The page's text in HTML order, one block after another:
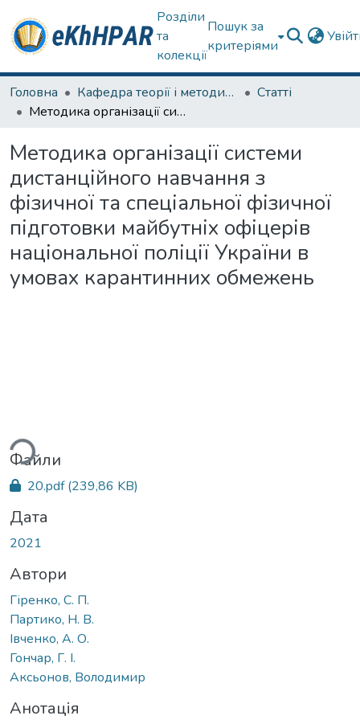
Розділи
та
колекції
Пошук за
критеріями
Головна Кафедра теорії і методики фізичного виховання
Статті
Методика організації системи дистанційного навчання з фізичної та спеціальної фізичної підготовки майбутніх офіцерів національної поліції України в умовах карантинних обмежень
Методика організації системи
дистанційного навчання з
фізичної та спеціальної фізичної
підготовки майбутніх офіцерів
національної поліції України в
умовах карантинних обмежень
Вантажиться...
Файли
20.pdf(239,86 KB)
Дата
2021
Автори
Гіренко, С. П.
Партико, Н. В.
Івченко, А. О.
Гончар, Г. І.
Аксьонов, Володимир
Анотація